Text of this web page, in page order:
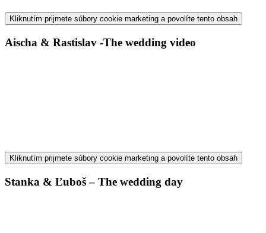
Kliknutím prijmete súbory cookie marketing a povolíte tento obsah
Aischa & Rastislav -The wedding video
Kliknutím prijmete súbory cookie marketing a povolíte tento obsah
Stanka & Ľuboš – The wedding day